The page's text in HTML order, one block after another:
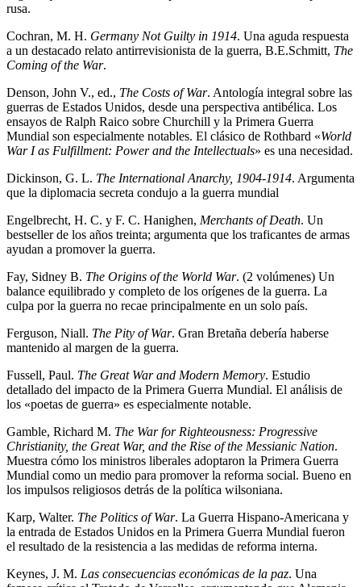
rusa.
Cochran, M. H. Germany Not Guilty in 1914. Una aguda respuesta
a un destacado relato antirrevisionista de la guerra, B.E.Schmitt, The
Coming of the War.
Denson, John V., ed., The Costs of War. Antología integral sobre las
guerras de Estados Unidos, desde una perspectiva antibélica. Los
ensayos de Ralph Raico sobre Churchill y la Primera Guerra
Mundial son especialmente notables. El clásico de Rothbard «World
War I as Fulfillment: Power and the Intellectuals» es una necesidad.
Dickinson, G. L. The International Anarchy, 1904-1914. Argumenta
que la diplomacia secreta condujo a la guerra mundial
Engelbrecht, H. C. y F. C. Hanighen, Merchants of Death. Un
bestseller de los años treinta; argumenta que los traficantes de armas
ayudan a promover la guerra.
Fay, Sidney B. The Origins of the World War. (2 volúmenes) Un
balance equilibrado y completo de los orígenes de la guerra. La
culpa por la guerra no recae principalmente en un solo país.
Ferguson, Niall. The Pity of War. Gran Bretaña debería haberse
mantenido al margen de la guerra.
Fussell, Paul. The Great War and Modern Memory. Estudio
detallado del impacto de la Primera Guerra Mundial. El análisis de
los «poetas de guerra» es especialmente notable.
Gamble, Richard M. The War for Righteousness: Progressive
Christianity, the Great War, and the Rise of the Messianic Nation.
Muestra cómo los ministros liberales adoptaron la Primera Guerra
Mundial como un medio para promover la reforma social. Bueno en
los impulsos religiosos detrás de la política wilsoniana.
Karp, Walter. The Politics of War. La Guerra Hispano-Americana y
la entrada de Estados Unidos en la Primera Guerra Mundial fueron
el resultado de la resistencia a las medidas de reforma interna.
Keynes, J. M. Las consecuencias económicas de la paz. Una